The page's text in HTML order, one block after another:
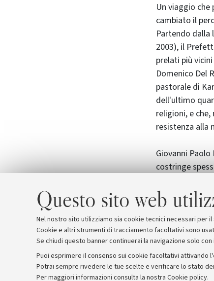
Questo sito web
Nel nostro sito utilizziamo sia cookie tecnici necessari per
Cookie e altri strumenti di tracciamento facoltativi sono
Se chiudi questo banner continuerai la navigazione solo
Puoi esprimere il consenso sui cookie facoltativi attivando
Potrai sempre rivedere le tue scelte e verificare lo stato
Per maggiori informazioni consulta la nostra Cookie policy.
Un viaggio
cambiato il
Partendo dalla
2003), il
prelati più
Domenico Del
pastorale di
dell'ultimo
religioni, e
resistenza alla
Giovanni
costringe
La cittadinanza
L'ingresso è
Parcheggio
Archivio Comunicati stampa Redazione